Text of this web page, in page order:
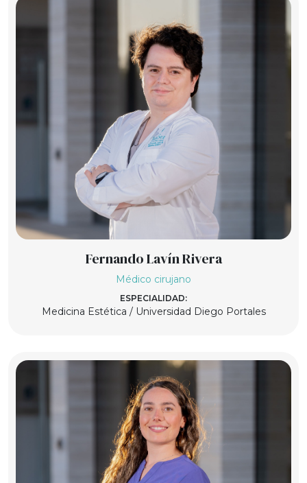
Fernando Lavín Rivera
Médico cirujano
ESPECIALIDAD:
Medicina Estética / Universidad Diego Portales